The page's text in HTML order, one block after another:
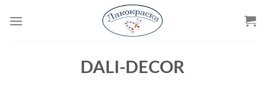
DALI-DECOR